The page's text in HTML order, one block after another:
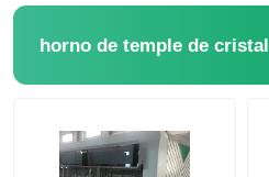
Horno de arco de plasma
horno inferior del coche
Horno de alta temperatura
horno de temple de cristal